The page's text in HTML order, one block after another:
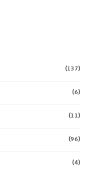
(137)
(6)
(11)
(96)
(4)